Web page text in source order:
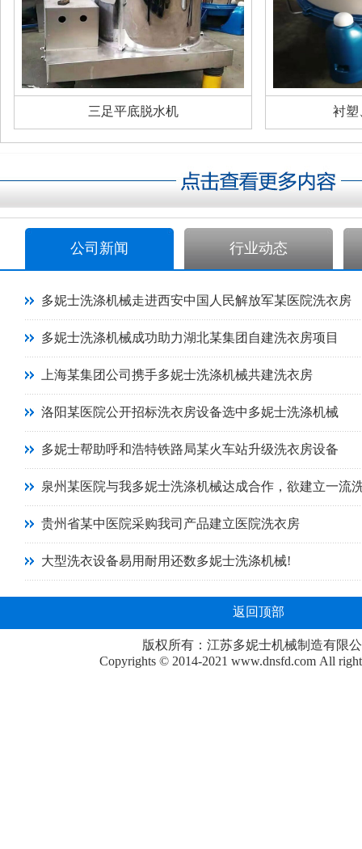
三足平底脱水机 衬塑
公司新闻 行业动态
多妮士洗涤机械走进西安中国人民解放军某医院洗衣房
多妮士洗涤机械成功助力湖北某集团自建洗衣房项目
上海某集团公司携手多妮士洗涤机械共建洗衣房
洛阳某医院公开招标洗衣房设备选中多妮士洗涤机械
多妮士帮助呼和浩特铁路局某火车站升级洗衣房设备
泉州某医院与我多妮士洗涤机械达成合作，欲建立一流
贵州省某中医院采购我司产品建立医院洗衣房
大型洗衣设备易用耐用还数多妮士洗涤机械!
返回顶部
版权所有：江苏多妮士机械制造有限
Copyrights © 2014-2021 www.dnsfd.com All